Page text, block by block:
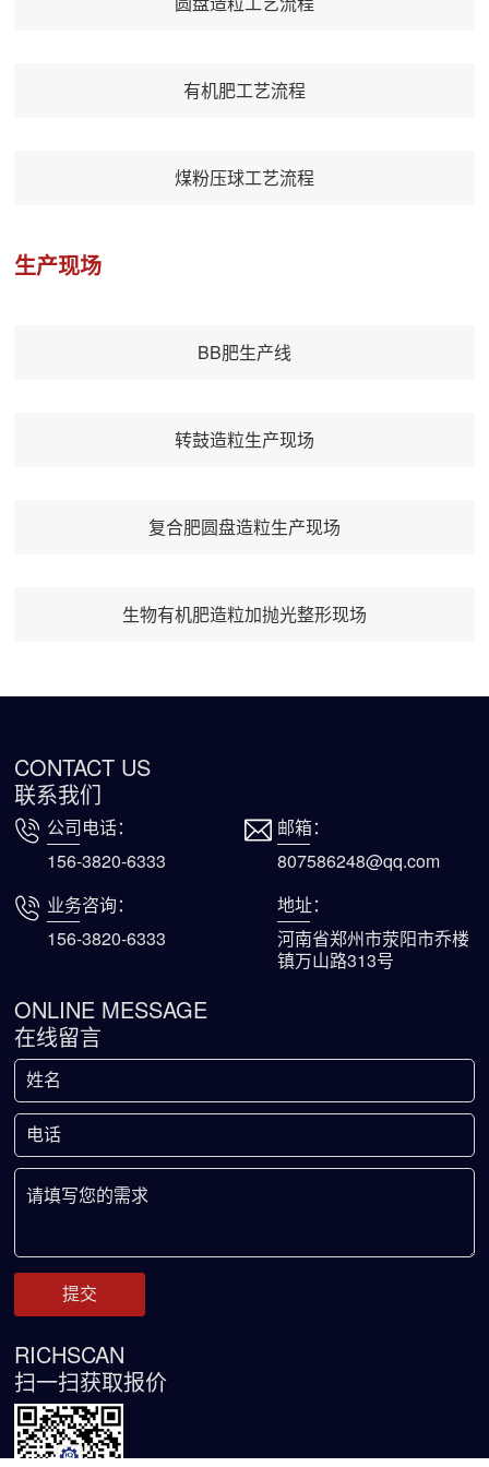
有机肥工艺流程
煤粉压球工艺流程
生产现场
BB肥生产线
转鼓造粒生产现场
复合肥圆盘造粒生产现场
生物有机肥造粒加抛光整形现场
CONTACT US
联系我们
公司电话：
156-3820-6333
邮箱：
807586248@qq.com
业务咨询：
156-3820-6333
地址：
河南省郑州市荥阳市乔楼
镇万山路313号
ONLINE MESSAGE
在线留言
RICHSCAN
扫一扫获取报价